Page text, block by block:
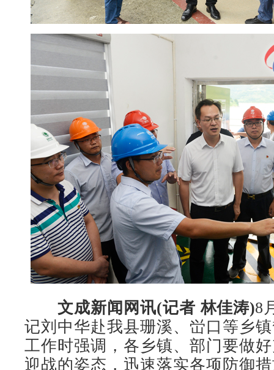
文成新闻网讯(记者 林佳涛)8
记刘中华赴我县珊溪、峃口等乡
工作时强调，各乡镇、部门要做
迎战的姿态，迅速落实各项防御